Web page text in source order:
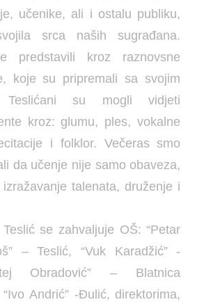
učenike, ali i ostalu publiku,
srca naših sugrađana.
predstavili kroz raznovsne
koje su pripremali sa svojim
Teslićani su mogli vidjeti
kroz: glumu, ples, vokalne
i folklor. Večeras smo
da učenje nije samo obaveza,
talenata, druženje i
se zahvaljuje OŠ: “Petar
– Teslić, “Vuk Karadžić” -
Obradović” – Blatnica
Andrić” -Đulić, direktorima,